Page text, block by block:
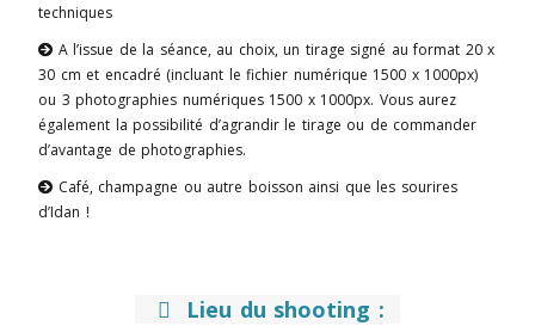
techniques
 A l’issue de la séance, au choix, un tirage signé au format 20 x
30 cm et encadré (incluant le fichier numérique 1500 x 1000px)
ou 3 photographies numériques 1500 x 1000px. Vous aurez
également la possibilité d’agrandir le tirage ou de commander
d’avantage de photographies.
 Café, champagne ou autre boisson ainsi que les sourires
d’Idan !
 Lieu du shooting :